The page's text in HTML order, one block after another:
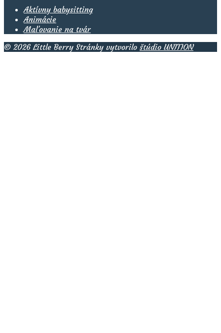
Aktívny babysitting
Animácie
Maľovanie na tvár
© 2026 Little Berry Stránky vytvorilo štúdio UNITION